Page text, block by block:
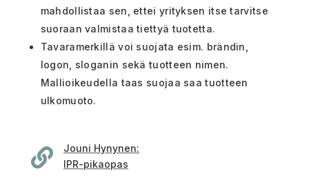
mahdollistaa sen, ettei yrityksen itse tarvitse
suoraan valmistaa tiettyä tuotetta.
Tavaramerkillä voi suojata esim. brändin,
logon, sloganin sekä tuotteen nimen.
Mallioikeudella taas suojaa saa tuotteen
ulkomuoto.

Jouni Hynynen:
IPR-pikaopas